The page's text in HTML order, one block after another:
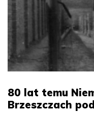
80 lat temu
Brzeszczach